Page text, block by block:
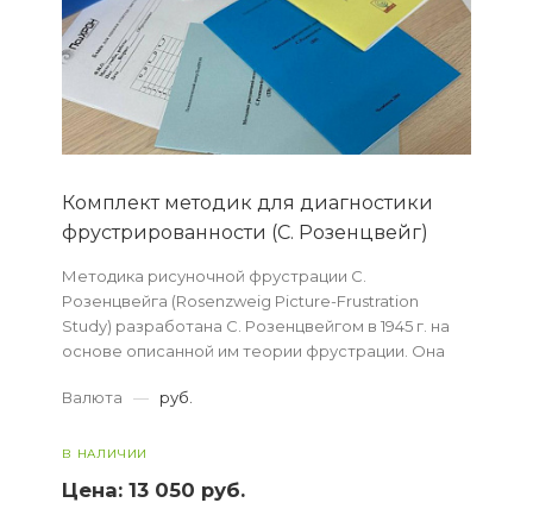
Комплект методик для диагностики
фрустрированности (С. Розенцвейг)
Методика рисуночной фрустрации С.
Розенцвейга (Rosenzweig Picture-Frustration
Study) разработана С. Розенцвейгом в 1945 г. на
основе описанной им теории фрустрации. Она
поведения...
Валюта — руб.
В НАЛИЧИИ
Цена: 13 050 руб.